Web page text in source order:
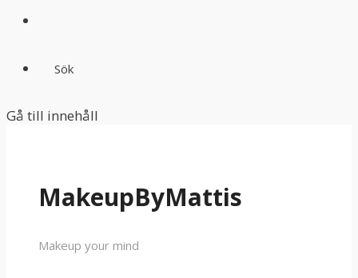
Sök
Gå till innehåll
MakeupByMattis
Makeup your mind